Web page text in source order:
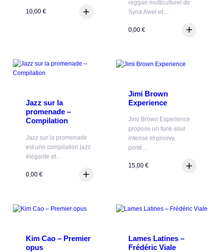
10,00 €
reggae multiculturel de
Syna Awel et…
0,00€
Jazz sur la
promenade –
Compilation
Jazz sur la promenade
est une compilation jazz
élégante et…
0,00 €
Jimi Brown
Experience
Jimi Brown Experience
propose un funk-soul
intense et groovy,
porté…
15,00€
Kim Cao – Premier
opus
Lames Latines –
Frédéric Viale